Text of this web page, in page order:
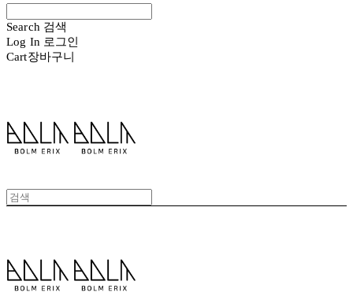
Search 검색
Log In 로그인
Cart장바구니